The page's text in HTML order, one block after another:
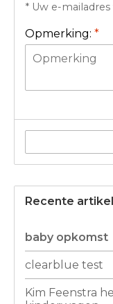
* Uw e-
Opmerking: *
Recente
baby opkomst
clearblue test
Kim Feenstra